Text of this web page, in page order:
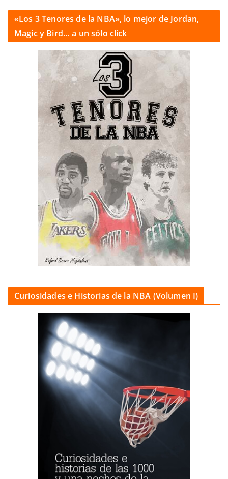
«Los 3 Tenores de la NBA», lo mejor de Jordan,
Magic y Bird… a un sólo click
Curiosidades e Historias de la NBA (Volumen I)